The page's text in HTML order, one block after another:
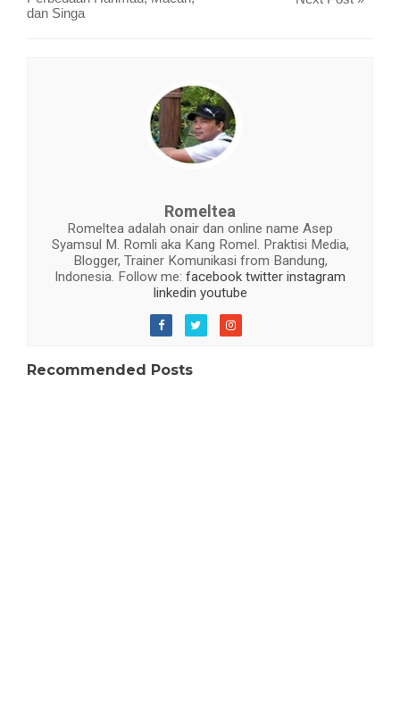
dan Singa
Romeltea
Romeltea adalah onair dan online name Asep
Syamsul M. Romli aka Kang Romel. Praktisi Media,
Blogger, Trainer Komunikasi from Bandung,
Indonesia. Follow me: facebook twitter instagram
linkedin youtube
Recommended Posts